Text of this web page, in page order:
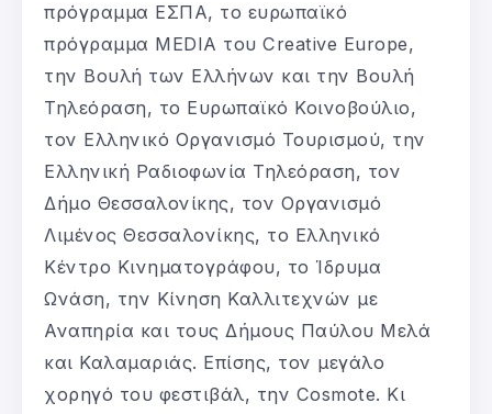
πρόγραμμα ΕΣΠΑ, το ευρωπαϊκό
πρόγραμμα MEDIA του Creative Europe,
την Βουλή των Ελλήνων και την Βουλή
Τηλεόραση, το Ευρωπαϊκό Κοινοβούλιο,
τον Ελληνικό Οργανισμό Τουρισμού, την
Ελληνική Ραδιοφωνία Τηλεόραση, τον
Δήμο Θεσσαλονίκης, τον Οργανισμό
Λιμένος Θεσσαλονίκης, το Ελληνικό
Κέντρο Κινηματογράφου, το Ίδρυμα
Ωνάση, την Κίνηση Καλλιτεχνών με
Αναπηρία και τους Δήμους Παύλου Μελά
και Καλαμαριάς. Επίσης, τον μεγάλο
χορηγό του φεστιβάλ, την Cosmote. Κι